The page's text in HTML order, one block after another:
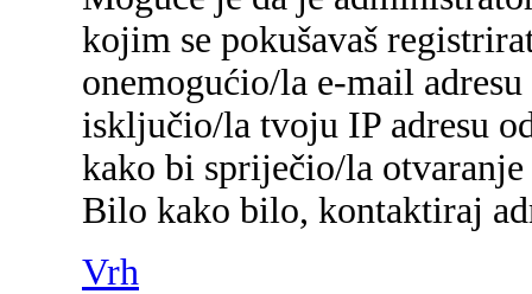
kojim se pokušavaš
onemogućio/la e-mail
isključio/la tvoju IP adresu
kako bi spriječio/la
Bilo kako bilo, kontaktiraj
Vrh